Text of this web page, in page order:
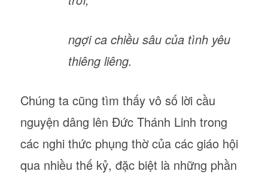
ngợi ca chiều sâu của tình yêu
thiêng liêng.
Chúng ta cũng tìm thấy vô số lời cầu
nguyện dâng lên Đức Thánh Linh trong
các nghi thức phụng thờ của các giáo hội
qua nhiều thế kỷ, đặc biệt là những phần